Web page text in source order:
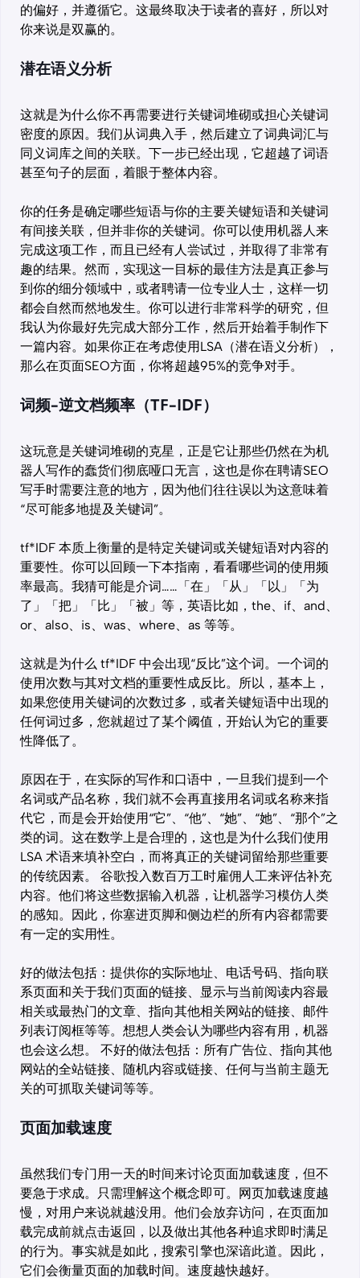
的偏好，并遵循它。这最终取决于读者的喜好，所以对
你来说是双赢的。
潜在语义分析
这就是为什么你不再需要进行关键词堆砌或担心关键词
密度的原因。我们从词典入手，然后建立了词典词汇与
同义词库之间的关联。下一步已经出现，它超越了词语
甚至句子的层面，着眼于整体内容。
你的任务是确定哪些短语与你的主要关键短语和关键词
有间接关联，但并非你的关键词。你可以使用机器人来
完成这项工作，而且已经有人尝试过，并取得了非常有
趣的结果。然而，实现这一目标的最佳方法是真正参与
到你的细分领域中，或者聘请一位专业人士，这样一切
都会自然而然地发生。你可以进行非常科学的研究，但
我认为你最好先完成大部分工作，然后开始着手制作下
一篇内容。如果你正在考虑使用LSA（潜在语义分析），
那么在页面SEO方面，你将超越95%的竞争对手。
词频-逆文档频率（TF-IDF）
这玩意是关键词堆砌的克星，正是它让那些仍然在为机
器人写作的蠢货们彻底哑口无言，这也是你在聘请SEO
写手时需要注意的地方，因为他们往往误以为这意味着
“尽可能多地提及关键词”。
​tf*IDF 本质上衡量的是特定关键词或关键短语对内容的
重要性。你可以回顾一下本指南，看看哪些词的使用频
率最高。我猜可能是介词……「在」「从」「以」「为
了」「把」「比」「被」等，英语比如，the、if、and、
or、also、is、was、where、as 等等。
这就是为什么 tf*IDF 中会出现“反比”这个词。一个词的
使用次数与其对文档的重要性成反比。所以，基本上，
如果您使用关键词的次数过多，或者关键短语中出现的
任何词过多，您就超过了某个阈值，开始认为它的重要
性降低了。
原因在于，在实际的写作和口语中，一旦我们提到一个
名词或产品名称，我们就不会再直接用名词或名称来指
代它，而是会开始使用“它”、“他”、“她”、“她”、“那个”之
类的词。这在数学上是合理的，这也是为什么我们使用
LSA 术语来填补空白，而将真正的关键词留给那些重要
的传统因素。 谷歌投入数百万工时雇佣人工来评估补充
内容。他们将这些数据输入机器，让机器学习模仿人类
的感知。因此，你塞进页脚和侧边栏的所有内容都需要
有一定的实用性。
好的做法包括：提供你的实际地址、电话号码、指向联
系页面和关于我们页面的链接、显示与当前阅读内容最
相关或最热门的文章、指向其他相关网站的链接、邮件
列表订阅框等等。想想人类会认为哪些内容有用，机器
也会这么想。 不好的做法包括：所有广告位、指向其他
网站的全站链接、随机内容或链接、任何与当前主题无
关的可抓取关键词等等。
页面加载速度
虽然我们专门用一天的时间来讨论页面加载速度，但不
要急于求成。只需理解这个概念即可。网页加载速度越
慢，对用户来说就越没用。他们会放弃访问，在页面加
载完成前就点击返回，以及做出其他各种追求即时满足
的行为。事实就是如此，搜索引擎也深谙此道。因此，
它们会衡量页面的加载时间。速度越快越好。